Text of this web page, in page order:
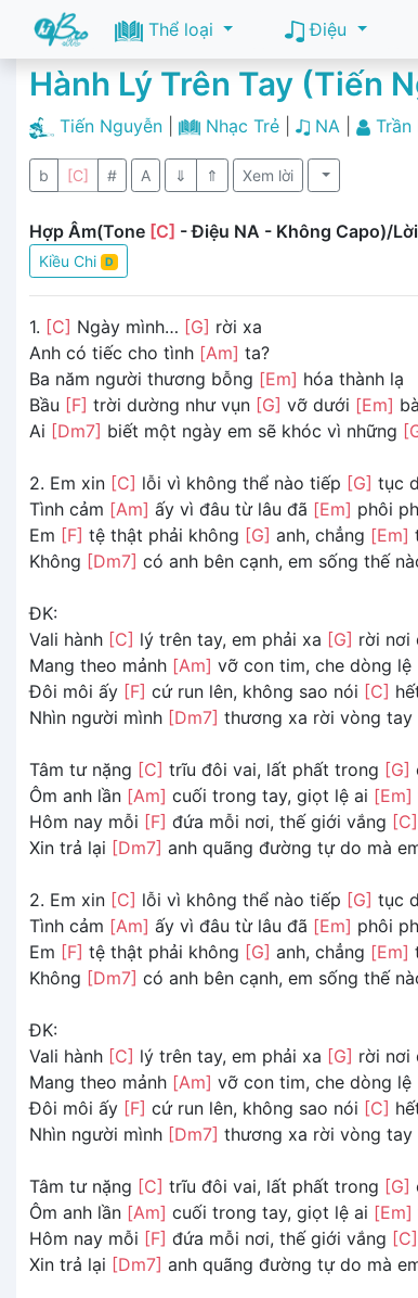
Thể loại Điệu
Hành Lý Trên Tay (Tiến
Tiến Nguyễn Nhạc Trẻ| NA Trần
b [C] # A ⇓ ⇑ Xem lời
Hợp Âm(Tone [C] - Điệu NA - Không Capo)/
Kiều Chi D
1. [C] Ngày mình… [G] rời xa
Anh có tiếc cho tình [Am] ta?
Ba năm người thương bỗng [Em] hóa thành lạ
Bầu [F] trời dường như vụn [G] vỡ dưới [Em]
Ai [Dm7] biết một ngày em sẽ khóc vì những
2. Em xin [C] lỗi vì không thể nào tiếp [G] tục
Tình cảm [Am] ấy vì đâu từ lâu đã [Em] phôi
Em [F] tệ thật phải không [G] anh, chẳng [Em]
Không [Dm7] có anh bên cạnh, em sống thế
ĐK:
Vali hành [C] lý trên tay, em phải xa [G] rời nơi
Mang theo mảnh [Am] vỡ con tim, che dòng lệ
Đôi môi ấy [F] cứ run lên, không sao nói [C]
Nhìn người mình [Dm7] thương xa rời vòng tay
Tâm tư nặng [C] trĩu đôi vai, lất phất trong [G]
Ôm anh lần [Am] cuối trong tay, giọt lệ ai [Em]
Hôm nay mỗi [F] đứa mỗi nơi, thế giới vắng [C]
Xin trả lại [Dm7] anh quãng đường tự do mà
2. Em xin [C] lỗi vì không thể nào tiếp [G] tục
Tình cảm [Am] ấy vì đâu từ lâu đã [Em] phôi
Em [F] tệ thật phải không [G] anh, chẳng [Em]
Không [Dm7] có anh bên cạnh, em sống thế
ĐK:
Vali hành [C] lý trên tay, em phải xa [G] rời nơi
Mang theo mảnh [Am] vỡ con tim, che dòng lệ
Đôi môi ấy [F] cứ run lên, không sao nói [C]
Nhìn người mình [Dm7] thương xa rời vòng tay
Tâm tư nặng [C] trĩu đôi vai, lất phất trong [G]
Ôm anh lần [Am] cuối trong tay, giọt lệ ai [Em]
Hôm nay mỗi [F] đứa mỗi nơi, thế giới vắng [C]
Xin trả lại [Dm7] anh quãng đường tự do mà